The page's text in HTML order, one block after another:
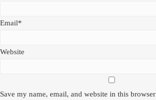
Email*
Website
Save my name, email, and website in this